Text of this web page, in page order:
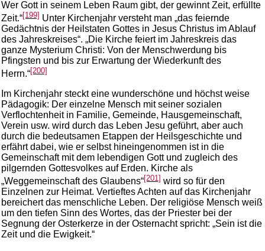
Wer Gott in seinem Leben Raum gibt, der gewinnt Zeit, erfüllte
Zeit.“[199] Unter Kirchenjahr versteht man „das feiernde
Gedächtnis der Heilstaten Gottes in Jesus Christus im Ablauf
des Jahreskreises“. „Die Kirche feiert im Jahreskreis das
ganze Mysterium Christi: Von der Menschwerdung bis
Pfingsten und bis zur Erwartung der Wiederkunft des
Herrn.“[200]
Im Kirchenjahr steckt eine wunderschöne und höchst weise
Pädagogik: Der einzelne Mensch mit seiner sozialen
Verflochtenheit in Familie, Gemeinde, Hausgemeinschaft,
Verein usw. wird durch das Leben Jesu geführt, aber auch
durch die bedeutsamen Etappen der Heilsgeschichte und
erfährt dabei, wie er selbst hineingenommen ist in die
Gemeinschaft mit dem lebendigen Gott und zugleich des
pilgernden Gottesvolkes auf Erden. Kirche als
„Weggemeinschaft des Glaubens“[201] wird so für den
Einzelnen zur Heimat. Vertieftes Achten auf das Kirchenjahr
bereichert das menschliche Leben. Der religiöse Mensch weiß
um den tiefen Sinn des Wortes, das der Priester bei der
Segnung der Osterkerze in der Osternacht spricht: „Sein ist die
Zeit und die Ewigkeit.“